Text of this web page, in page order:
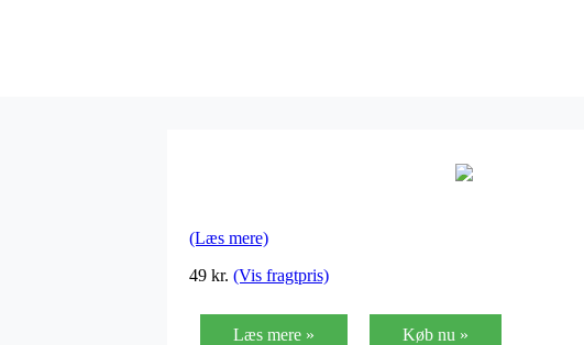
(Læs mere)
49 kr. (Vis fragtpris)
Læs mere » Køb nu »